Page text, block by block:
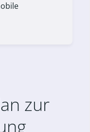
zur